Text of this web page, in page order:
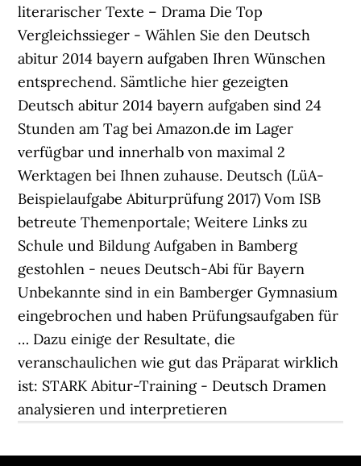
literarischer Texte – Drama Die Top
Vergleichssieger - Wählen Sie den Deutsch
abitur 2014 bayern aufgaben Ihren Wünschen
entsprechend. Sämtliche hier gezeigten
Deutsch abitur 2014 bayern aufgaben sind 24
Stunden am Tag bei Amazon.de im Lager
verfügbar und innerhalb von maximal 2
Werktagen bei Ihnen zuhause. Deutsch (LüA-
Beispielaufgabe Abiturprüfung 2017) Vom ISB
betreute Themenportale; Weitere Links zu
Schule und Bildung Aufgaben in Bamberg
gestohlen - neues Deutsch-Abi für Bayern
Unbekannte sind in ein Bamberger Gymnasium
eingebrochen und haben Prüfungsaufgaben für
… Dazu einige der Resultate, die
veranschaulichen wie gut das Präparat wirklich
ist: STARK Abitur-Training - Deutsch Dramen
analysieren und interpretieren